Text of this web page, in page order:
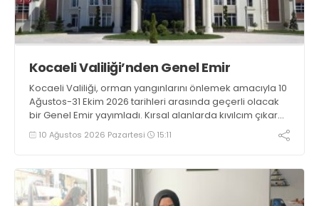
Kocaeli Valiliği’nden Genel Emir
Kocaeli Valiliği, orman yangınlarını önlemek amacıyla 10
Ağustos-31 Ekim 2026 tarihleri arasında geçerli olacak
bir Genel Emir yayımladı. Kırsal alanlarda kıvılcım çıkaran
makine kullanacak kişilerin önceden kolluk kuvvetlerine
bildirim yapması ve yanlarında 6 kilogramlık yangın tüpü
10 Ağustos 2026 Pazartesi 15:11